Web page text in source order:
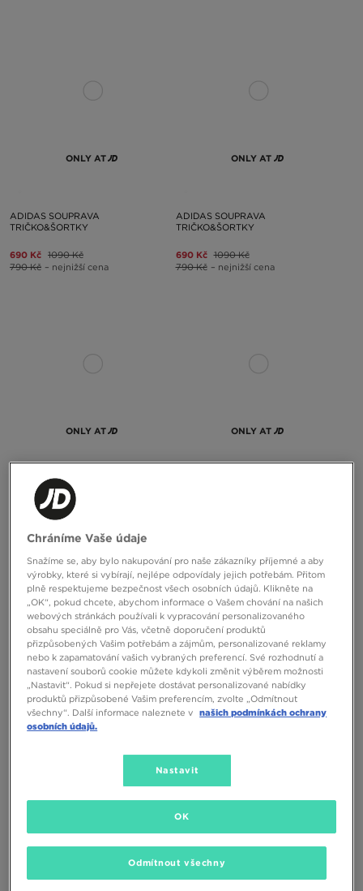
ONLY AT
ADIDAS SOUPRAVA
TRIČKO&ŠORTKY
690 Kč 1090 Kč
790 Kč – nejnižší cena
ONLY AT
ADIDAS SOUPRAVA
TRIČKO&ŠORTKY
690 Kč 1090 Kč
790 Kč – nejnižší cena
ONLY AT
SUPPLY&DEMAND SOUPRAVA
MIKINA&KALHOTY KENZOR
1190 Kč – nejnižší cena
ONLY AT
ONLY AT
750 Kč 1490 Kč
ONLY AT
MIKINA&KALHOTY CASSON
550 Kč 990 Kč
650 Kč
Chráníme Vaše údaje
Snažíme se, aby bylo nakupování pro naše zákazníky příjemné a aby
výrobky, které si vybírají, nejlépe odpovídaly jejich potřebám. Přitom
plně respektujeme bezpečnost všech osobních údajů. Klikněte na
„OK“, pokud chcete, abychom informace o Vašem chování na našich
webových stránkách používali k vypracování personalizovaného
obsahu speciálně pro Vás, včetně doporučení produktů
přizpůsobených Vašim potřebám a zájmům, personalizované reklamy
nebo k zapamatování vašich vybraných preferencí. Své rozhodnutí a
nastavení souborů cookie můžete kdykoli změnit výběrem možnosti
„Nastavit“. Pokud si nepřejete dostávat personalizované nabídky
produktů přizpůsobené Vašim preferencím, zvolte „Odmítnout
všechny“. Další informace naleznete v našich podmínkách ochrany
osobních údajů.
Nastavit
Odmítnout všechny
OK